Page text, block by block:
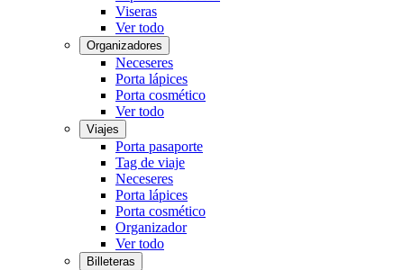
Viseras
Ver todo
Organizadores
Neceseres
Porta lápices
Porta cosmético
Ver todo
Viajes
Porta pasaporte
Tag de viaje
Neceseres
Porta lápices
Porta cosmético
Organizador
Ver todo
Billeteras